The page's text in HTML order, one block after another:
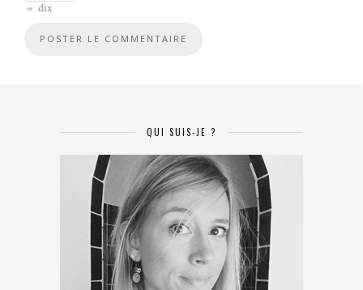
= dix
QUI SUIS-JE ?